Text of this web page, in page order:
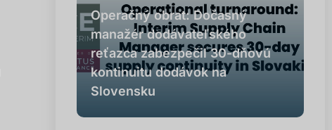
Operačný obrat: Dočasný
manažér dodávateľského
reťazca zabezpečil 30-dňovú
kontinuitu dodávok na
Slovensku